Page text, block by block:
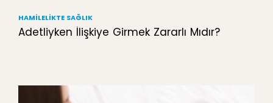
HAMILELIKTE SAĞLIK
Adetliyken İlişkiye Girmek Zararlı Mıdır?